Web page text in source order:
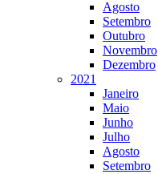
Agosto
Setembro
Outubro
Novembro
Dezembro
2021
Janeiro
Maio
Junho
Julho
Agosto
Setembro